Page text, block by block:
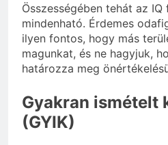
Összességében tehát az
mindenható. Érdemes
ilyen fontos, hogy más
magunkat, és ne hagyjuk,
határozza meg
Gyakran ismételt
(GYIK)